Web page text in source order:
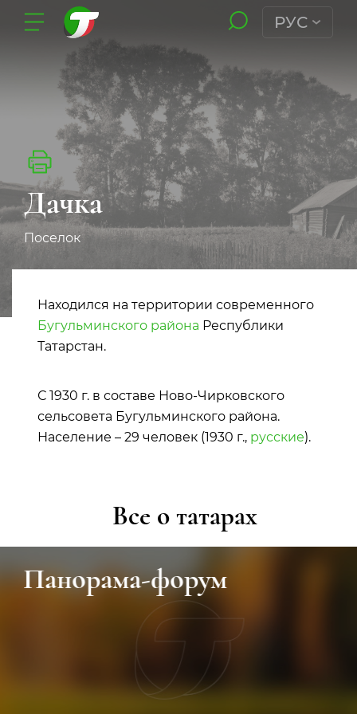
РУС
Дачка
Поселок
Находился на территории современного
Бугульминского района Республики
Татарстан.
С 1930 г. в составе Ново-Чирковского
сельсовета Бугульминского района.
Население – 29 человек (1930 г., русские).
Все о татарах
Панорама-форум